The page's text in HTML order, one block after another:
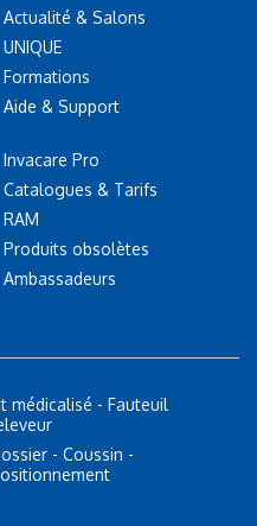
Actualité & Salons
UNIQUE
Formations
Aide & Support
Invacare Pro
Catalogues & Tarifs
RAM
Produits obsolètes
Ambassadeurs
médicalisé - Fauteuil
- Coussin -